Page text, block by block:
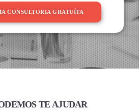
CONSULTORIA GRATUÍTA
TE AJUDAR